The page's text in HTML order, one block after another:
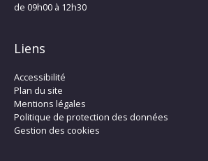
de 09h00 à 12h30
Liens
Accessibilité
Plan du site
Mentions légales
Politique de protection des données
Gestion des cookies